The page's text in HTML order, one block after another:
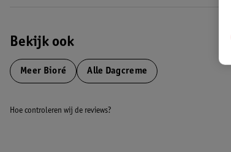
Bekijk ook
Meer Bioré Alle Dagcreme
Hoe controleren wij de reviews?